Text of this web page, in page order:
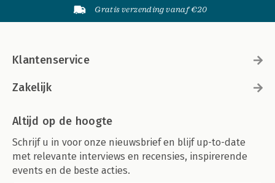
Gratis verzending vanaf €20
Klantenservice
Zakelijk
Altijd op de hoogte
Schrijf u in voor onze nieuwsbrief en blijf up-to-date
met relevante interviews en recensies, inspirerende
events en de beste acties.